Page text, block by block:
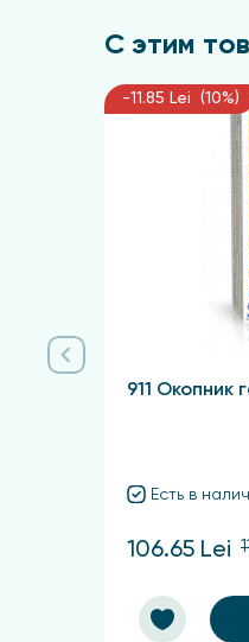
Способ
минут.
Бальзам для
С этим
-11.85 Lei (10%)
911 Окопник
Есть в
106.65 Lei